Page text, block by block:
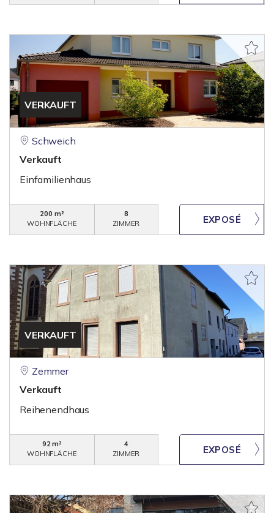
VERKAUFT
Schweich
Verkauft
Einfamilienhaus
200 m²
WOHNFLÄCHE
8
ZIMMER
VERKAUFT
Zemmer
Verkauft
Reihenendhaus
92 m²
WOHNFLÄCHE
4
ZIMMER